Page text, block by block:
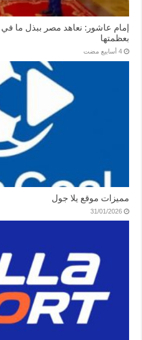
إمام عاشور: نعاهد مصر ببذل ما في
بعظمتها
‏4 أسابيع مضت
مميزات موقع يلا جول
31/01/2026